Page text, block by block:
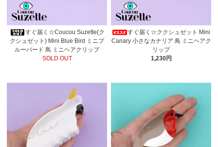
すぐ届く☆Coucou Suzette(ク
クシュゼット) Mini Blue Bird ミニブ
ルーバード 鳥 ミニヘアクリップ
SOLD OUT
すぐ届く☆ククシュゼット Mini
Canary 小さなカナリア 鳥 ミニヘアク
リップ
1,230円